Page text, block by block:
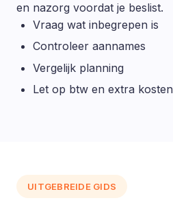
en nazorg voordat je beslist.
Vraag wat inbegrepen is
Controleer aannames
Vergelijk planning
Let op btw en extra kosten
UITGEBREIDE GIDS